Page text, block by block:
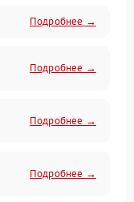
Подробнее →
Подробнее →
Подробнее →
Подробнее →